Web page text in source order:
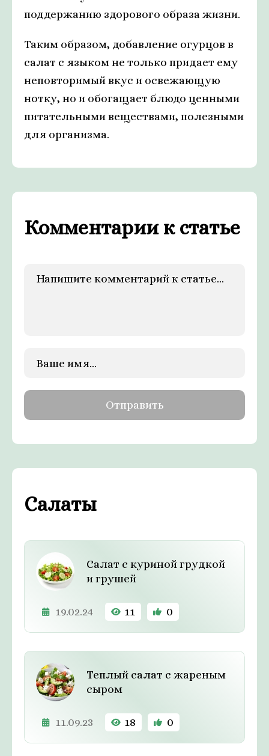
поддержанию здорового образа жизни.
Таким образом, добавление огурцов в
салат с языком не только придает ему
неповторимый вкус и освежающую
нотку, но и обогащает блюдо ценными
питательными веществами, полезными
для организма.
Комментарии к статье
Салаты
Салат с куриной грудкой
и грушей
19.02.24 11 0
Теплый салат с жареным
сыром
11.09.23 18 0